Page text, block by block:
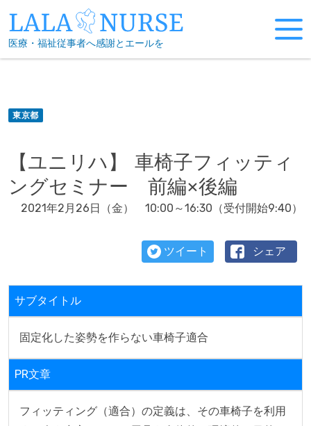
to
content
医療・福祉従事者へ感謝とエールを
東京都
【ユニリハ】 車椅子フィッティ
ングセミナー 前編×後編
2021年2月26日（金） 10:00～16:30（受付開始9:40）
ツイート シェア
サブタイトル
固定化した姿勢を作らない車椅子適合
PR文章
フィッティング（適合）の定義は、その車椅子を利用